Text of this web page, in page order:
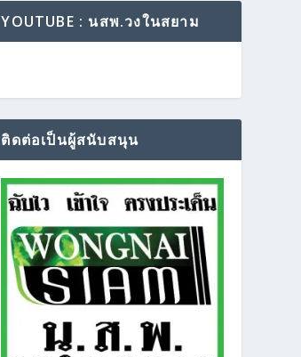
YOUTUBE : นสพ.วงในสยาม
ติดต่อเป็นผู้สนับสนุน